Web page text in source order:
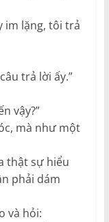
im lặng, tôi trả
trả lời ấy.”
vậy?”
mà như một
thật sự hiểu
phải dám
và hỏi: